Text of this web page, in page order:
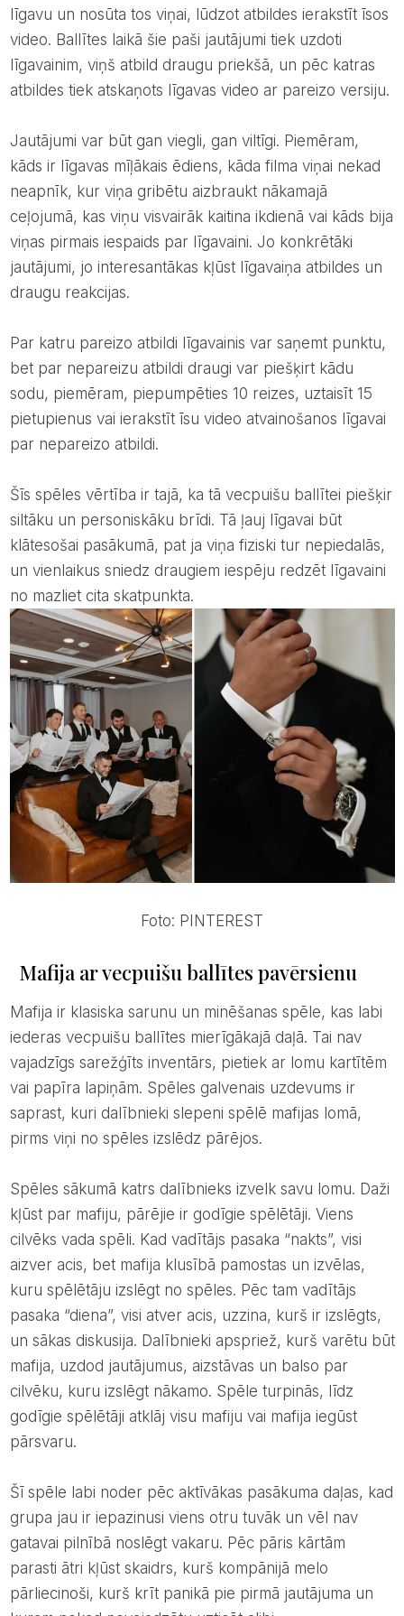
līgavu un nosūta tos viņai, lūdzot atbildes ierakstīt īsos
video. Ballītes laikā šie paši jautājumi tiek uzdoti
līgavainim, viņš atbild draugu priekšā, un pēc katras
atbildes tiek atskaņots līgavas video ar pareizo versiju.
Jautājumi var būt gan viegli, gan viltīgi. Piemēram,
kāds ir līgavas mīļākais ēdiens, kāda filma viņai nekad
neapnīk, kur viņa gribētu aizbraukt nākamajā
ceļojumā, kas viņu visvairāk kaitina ikdienā vai kāds bija
viņas pirmais iespaids par līgavaini. Jo konkrētāki
jautājumi, jo interesantākas kļūst līgavaiņa atbildes un
draugu reakcijas.
Par katru pareizo atbildi līgavainis var saņemt punktu,
bet par nepareizu atbildi draugi var piešķirt kādu
sodu, piemēram, piepumpēties 10 reizes, uztaisīt 15
pietupienus vai ierakstīt īsu video atvainošanos līgavai
par nepareizo atbildi.
Šīs spēles vērtība ir tajā, ka tā vecpuišu ballītei piešķir
siltāku un personiskāku brīdi. Tā ļauj līgavai būt
klātesošai pasākumā, pat ja viņa fiziski tur nepiedalās,
un vienlaikus sniedz draugiem iespēju redzēt līgavaini
no mazliet cita skatpunkta.
Foto: PINTEREST
Mafija ar vecpuišu ballītes pavērsienu
Mafija ir klasiska sarunu un minēšanas spēle, kas labi
iederas vecpuišu ballītes mierīgākajā daļā. Tai nav
vajadzīgs sarežģīts inventārs, pietiek ar lomu kartītēm
vai papīra lapiņām. Spēles galvenais uzdevums ir
saprast, kuri dalībnieki slepeni spēlē mafijas lomā,
pirms viņi no spēles izslēdz pārējos.
Spēles sākumā katrs dalībnieks izvelk savu lomu. Daži
kļūst par mafiju, pārējie ir godīgie spēlētāji. Viens
cilvēks vada spēli. Kad vadītājs pasaka “nakts”, visi
aizver acis, bet mafija klusībā pamostas un izvēlas,
kuru spēlētāju izslēgt no spēles. Pēc tam vadītājs
pasaka “diena”, visi atver acis, uzzina, kurš ir izslēgts,
un sākas diskusija. Dalībnieki apspriež, kurš varētu būt
mafija, uzdod jautājumus, aizstāvas un balso par
cilvēku, kuru izslēgt nākamo. Spēle turpinās, līdz
godīgie spēlētāji atklāj visu mafiju vai mafija iegūst
pārsvaru.
Šī spēle labi noder pēc aktīvākas pasākuma daļas, kad
grupa jau ir iepazinusi viens otru tuvāk un vēl nav
gatavai pilnībā noslēgt vakaru. Pēc pāris kārtām
parasti ātri kļūst skaidrs, kurš kompānijā melo
pārliecinoši, kurš krīt panikā pie pirmā jautājuma un